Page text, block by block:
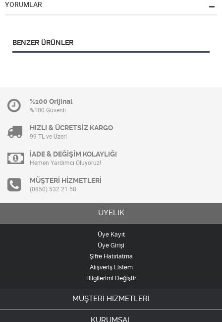
YORUMLAR
BENZER ÜRÜNLER
%100 Orijinal
%100 Güvenli
HIZLI & ÜCRETSİZ KARGO
99 TL ve Üzeri
İADE & DEĞİŞİM KOLAYLIĞI
Hemen Yardımcı Oluyoruz!
MÜŞTERİ HİZMETLERİ
(0850) 532 21 58
ÜYELİK
Üye Kayıt
Üye Girişi
Şifre Hatırlatma
Alışveriş Listem
Bilgilerimi Değiştir
MÜŞTERİ HİZMETLERİ
KURUMSAL